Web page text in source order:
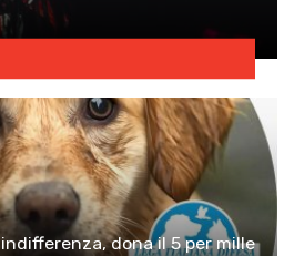
dona il 5 per mille